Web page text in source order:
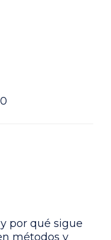
por qué sigue
métodos y